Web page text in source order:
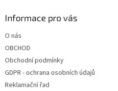
Informace pro vás
O nás
OBCHOD
Obchodní podmínky
GDPR - ochrana osobních údajů
Reklamační řad